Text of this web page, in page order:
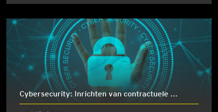
Cybersecurity: Inrichten van contractuele ...